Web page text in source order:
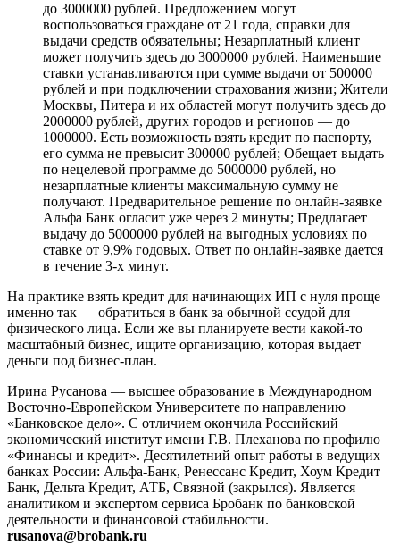
до 3000000 рублей. Предложением могут
воспользоваться граждане от 21 года, справки для
выдачи средств обязательны; Незарплатный клиент
может получить здесь до 3000000 рублей. Наименьшие
ставки устанавливаются при сумме выдачи от 500000
рублей и при подключении страхования жизни; Жители
Москвы, Питера и их областей могут получить здесь до
2000000 рублей, других городов и регионов — до
1000000. Есть возможность взять кредит по паспорту,
его сумма не превысит 300000 рублей; Обещает выдать
по нецелевой программе до 5000000 рублей, но
незарплатные клиенты максимальную сумму не
получают. Предварительное решение по онлайн-заявке
Альфа Банк огласит уже через 2 минуты; Предлагает
выдачу до 5000000 рублей на выгодных условиях по
ставке от 9,9% годовых. Ответ по онлайн-заявке дается
в течение 3-х минут.
На практике взять кредит для начинающих ИП с нуля проще
именно так — обратиться в банк за обычной ссудой для
физического лица. Если же вы планируете вести какой-то
масштабный бизнес, ищите организацию, которая выдает
деньги под бизнес-план.
Ирина Русанова — высшее образование в Международном
Восточно-Европейском Университете по направлению
«Банковское дело». С отличием окончила Российский
экономический институт имени Г.В. Плеханова по профилю
«Финансы и кредит». Десятилетний опыт работы в ведущих
банках России: Альфа-Банк, Ренессанс Кредит, Хоум Кредит
Банк, Дельта Кредит, АТБ, Связной (закрылся). Является
аналитиком и экспертом сервиса Бробанк по банковской
деятельности и финансовой стабильности.
rusanova@brobank.ru